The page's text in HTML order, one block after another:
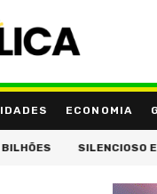
ECONOMIA
SILENCIOSO E